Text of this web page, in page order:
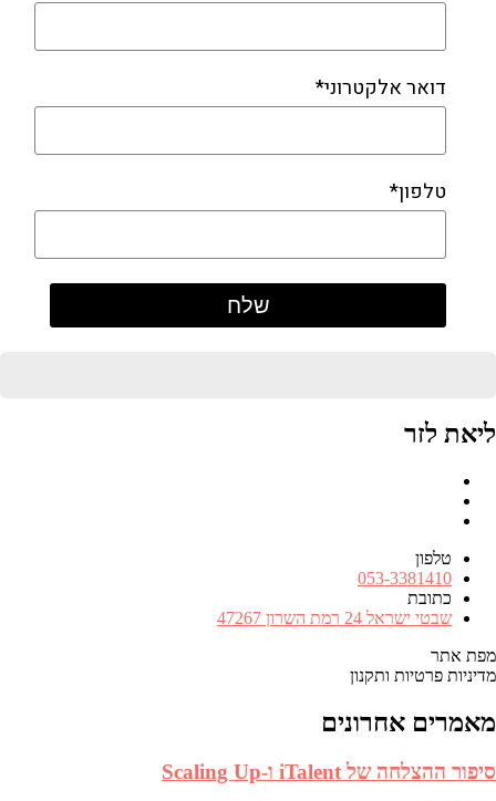
דואר אלקטרוני*
טלפון*
ליאת לזר
טלפון
מספר
טלפון
053-3381410
כתובת
כתובת
שבטי ישראל 24 רמת השרון 47267
מפת אתר
מדיניות פרטיות ותקנון
מאמרים אחרונים
סיפור ההצלחה של iTalent ו-Scaling Up